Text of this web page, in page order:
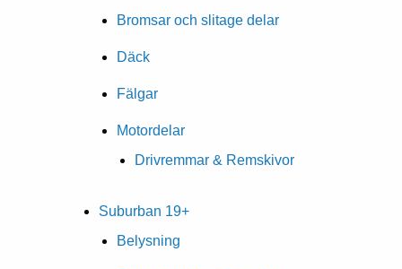
Bromsar och slitage delar
Däck
Fälgar
Motordelar
Drivremmar & Remskivor
Suburban 19+
Belysning